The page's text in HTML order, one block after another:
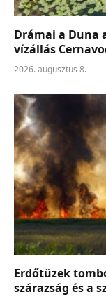
Drámai a Duna
vízállás
2026. augusztus 8.
Erdőtüzek
szárazság és a